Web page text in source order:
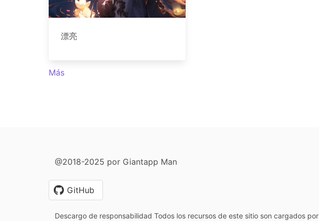
漂亮
Más
@2018-2025 por Giantapp Man
GitHub
Descargo de responsabilidad Todos los recursos de este sitio son cargados por